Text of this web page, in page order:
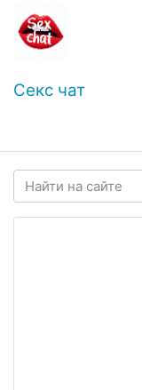
Секс чат